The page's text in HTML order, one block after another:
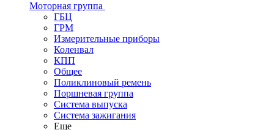
Моторная группа
ГБЦ
ГРМ
Измерительные приборы
Коленвал
КПП
Общее
Поликлиновый ремень
Поршневая группа
Система выпуска
Система зажигания
Еще